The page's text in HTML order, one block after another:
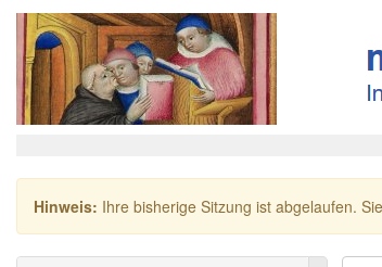
Hinweis: Ihre bisherige Sitzung ist abgelaufen.